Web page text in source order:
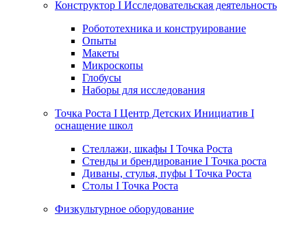
Конструктор I Исследовательская деятельность
Робототехника и конструирование
Опыты
Макеты
Микроскопы
Глобусы
Наборы для исследования
Точка Роста I Центр Детских Инициатив I
оснащение школ
Стеллажи, шкафы I Точка Роста
Стенды и брендирование I Точка роста
Диваны, стулья, пуфы I Точка Роста
Столы I Точка Роста
Физкультурное оборудование